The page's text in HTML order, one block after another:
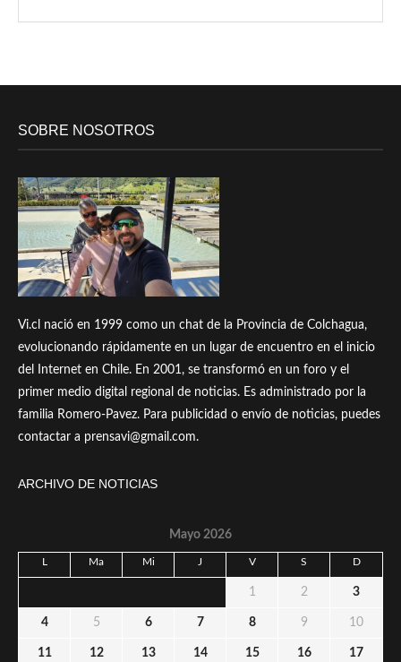
SOBRE NOSOTROS
Vi.cl nació en 1999 como un chat de la Provincia de Colchagua,
evolucionando rápidamente en un lugar de encuentro en el inicio
del Internet en Chile. En 2001, se transformó en un foro y el
primer medio digital regional de noticias. Es administrado por la
familia Romero-Pavez. Para publicidad o envío de noticias, puedes
contactar a prensavi@gmail.com.
ARCHIVO DE NOTICIAS
Mayo 2026
L Ma Mi J V S D
1 2 3
4 5 6 7 8 9 10
11 12 13 14 15 16 17